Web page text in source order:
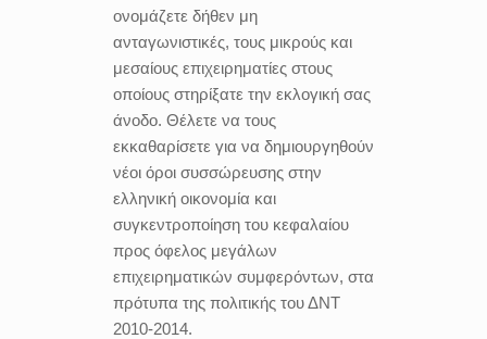
ονομάζετε δήθεν μη
ανταγωνιστικές, τους μικρούς και
μεσαίους επιχειρηματίες στους
οποίους στηρίξατε την εκλογική σας
άνοδο. Θέλετε να τους
εκκαθαρίσετε για να δημιουργηθούν
νέοι όροι συσσώρευσης στην
ελληνική οικονομία και
συγκεντροποίηση του κεφαλαίου
προς όφελος μεγάλων
επιχειρηματικών συμφερόντων, στα
πρότυπα της πολιτικής του ΔΝΤ
2010-2014.